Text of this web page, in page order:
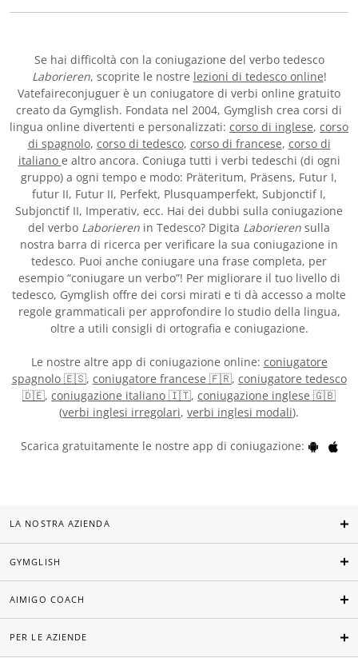
Se hai difficoltà con la coniugazione del verbo tedesco
Laborieren, scoprite le nostre lezioni di tedesco online!
Vatefaireconjuguer è un coniugatore di verbi online gratuito
creato da Gymglish. Fondata nel 2004, Gymglish crea corsi di
lingua online divertenti e personalizzati: corso di inglese, corso
di spagnolo, corso di tedesco, corso di francese, corso di
italiano e altro ancora. Coniuga tutti i verbi tedeschi (di ogni
gruppo) a ogni tempo e modo: Präteritum, Präsens, Futur I,
futur II, Futur II, Perfekt, Plusquamperfekt, Subjonctif I,
Subjonctif II, Imperativ, ecc. Hai dei dubbi sulla coniugazione
del verbo Laborieren in Tedesco? Digita Laborieren sulla
nostra barra di ricerca per verificare la sua coniugazione in
tedesco. Puoi anche coniugare una frase completa, per
esempio “coniugare un verbo”! Per migliorare il tuo livello di
tedesco, Gymglish offre dei corsi mirati e ti dà accesso a molte
regole grammaticali per approfondire lo studio della lingua,
oltre a utili consigli di ortografia e coniugazione.
Le nostre altre app di coniugazione online: coniugatore
spagnolo 🇪🇸, coniugatore francese 🇫🇷, coniugatore tedesco
🇩🇪, coniugazione italiano 🇮🇹, coniugazione inglese 🇬🇧
(verbi inglesi irregolari, verbi inglesi modali).
Scarica gratuitamente le nostre app di coniugazione:
LA NOSTRA AZIENDA
GYMGLISH
AIMIGO COACH
PER LE AZIENDE